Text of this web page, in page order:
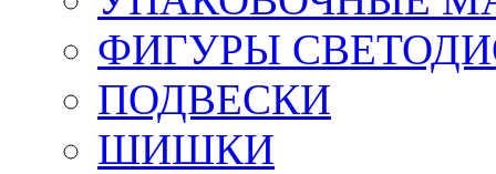
ФИГУРЫ
ПОДВЕСКИ
ШИШКИ